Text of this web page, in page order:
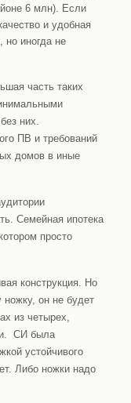
6 млн). Если
и удобная
иногда не
часть таких
них.
ПВ и требований
домов в иные
Семейная ипотека
просто
конструкция. Но
ножку, он не будет
из четырех,
СИ была
устойчивого
Либо ножки надо